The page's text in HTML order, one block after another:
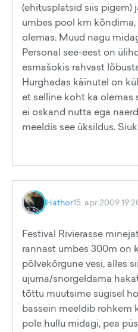
(ehitusplatsid siis pigem)
umbes pool km
olemas. Muud nagu
Personal see-eest on
esmašokis rahvast
Hurghadas käinutel on
et selline koht ka olemas
ei oskand nutta ega
meeldis see üksildus.
Hathor15. apr 2009
Festival Rivierasse
rannast umbes 300m on
põlvekõrgune vesi, alles
ujuma/snorgeldama
tõttu muutsime sügisel
bassein meeldib rohkem
pole hullu midagi, pea